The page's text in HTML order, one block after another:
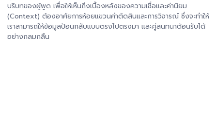
บริบทของผู้พูด เพื่อให้เห็นถึงเบื้องหลังของความเชื่อและค่านิยม
(Context) ต้องอาศัยการห้อยแขวนคำตัดสินและการวิจารณ์ ซึ่งจะทำให้
เราสามารถให้ข้อมูลป้อนกลับแบบตรงไปตรงมา และคู่สนทนาต้อนรับได้
อย่างกลมกลืน